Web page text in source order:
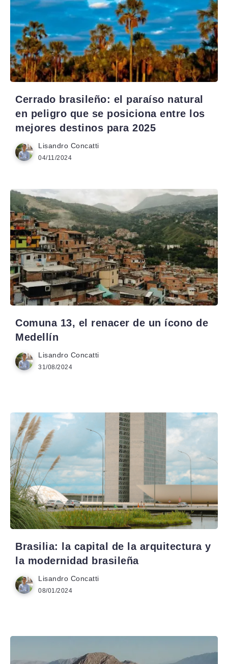
Cerrado brasileño: el paraíso natural
en peligro que se posiciona entre los
mejores destinos para 2025
Lisandro Concatti
04/11/2024
Comuna 13, el renacer de un ícono de
Medellín
Lisandro Concatti
31/08/2024
Brasilia: la capital de la arquitectura y
la modernidad brasileña
Lisandro Concatti
08/01/2024